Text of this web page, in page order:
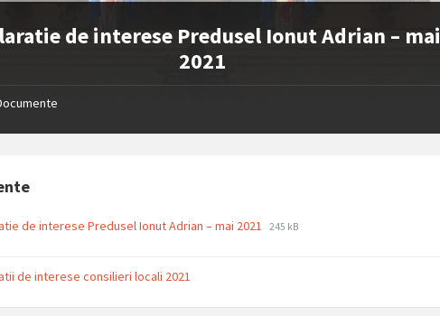
de interese Predusel Ionut Adrian – mai
2021
de interese Predusel Ionut Adrian – mai 2021
File
File
245 kB
de interese consilieri locali 2021